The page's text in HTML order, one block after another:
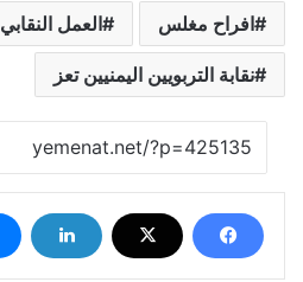
افراح مغلس العمل النقابي
نقابة التربويين اليمنيين تعز